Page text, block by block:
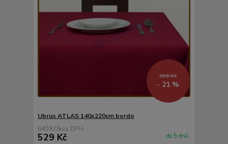
806 Kč
- 21 %
Ubrus ATLAS 140x220cm bordo
640 Kč/ks
529 Kč do 5 dnů